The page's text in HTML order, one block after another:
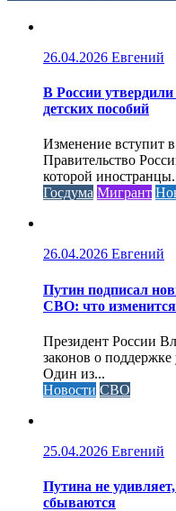
26.04.2026 Евгений
В России утвердили
детских пособий
Изменение вступит
Правительство
которой
Госдума Мигрант
26.04.2026 Евгений
Путин подписал
СВО: что изменится
Президент России
законов о
Один из...
Новости СВО
25.04.2026 Евгений
Путина не
сбываются